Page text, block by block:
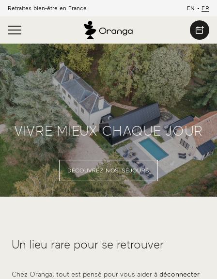
Retraites bien-être en France EN • FR
VIVRE MIEUX CHAQUE JOUR
DÉCOUVREZ NOS SÉJOURS
Un lieu rare pour se retrouver
Chez Oranga, tout est pensé pour vous aider à déconnecter